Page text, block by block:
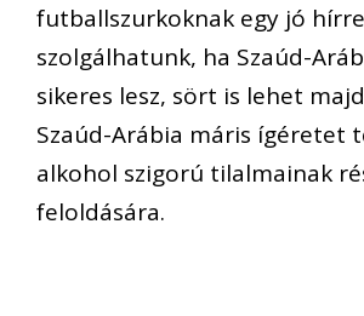
futballszurkoknak egy jó
szolgálhatunk, ha Szaúd-
sikeres lesz, sört is lehet
Szaúd-Arábia máris ígéretet
alkohol szigorú tilalmainak
feloldására.